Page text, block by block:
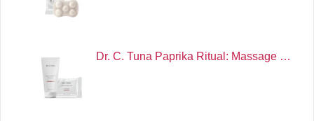
Dr. C. Tuna Paprika Ritual: Massage …